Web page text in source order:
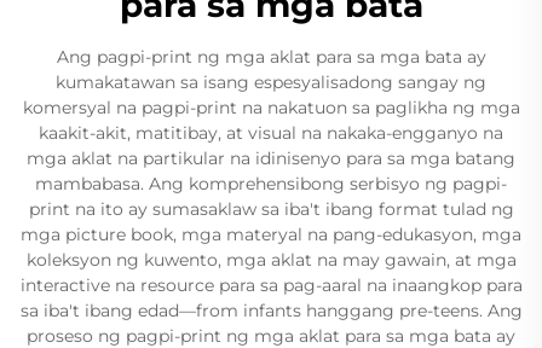
Ang pagpi-print ng mga aklat para sa mga bata ay
kumakatawan sa isang espesyalisadong sangay ng
komersyal na pagpi-print na nakatuon sa paglikha ng mga
kaakit-akit, matitibay, at visual na nakaka-engganyo na
mga aklat na partikular na idinisenyo para sa mga batang
mambabasa. Ang komprehensibong serbisyo ng pagpi-
print na ito ay sumasaklaw sa iba't ibang format tulad ng
mga picture book, mga materyal na pang-edukasyon, mga
koleksyon ng kuwento, mga aklat na may gawain, at mga
interactive na resource para sa pag-aaral na inaangkop para
sa iba't ibang edad—from infants hanggang pre-teens. Ang
proseso ng pagpi-print ng mga aklat para sa mga bata ay